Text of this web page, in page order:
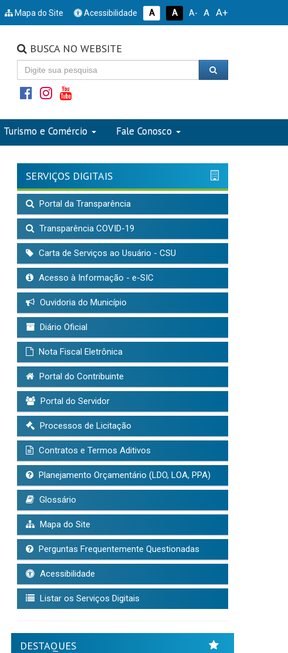
Mapa do Site Acessibilidade A A A- A A+
BUSCA NO WEBSITE
Turismo e Comércio Fale Conosco
SERVIÇOS DIGITAIS
Portal da Transparência
Transparência COVID-19
Carta de Serviços ao Usuário - CSU
Acesso à Informação - e-SIC
Ouvidoria do Município
Diário Oficial
Nota Fiscal Eletrônica
Portal do Contribuinte
Portal do Servidor
Processos de Licitação
Contratos e Termos Aditivos
Planejamento Orçamentário (LDO, LOA, PPA)
Glossário
Mapa do Site
Perguntas Frequentemente Questionadas
Acessibilidade
Listar os Serviços Digitais
DESTAQUES